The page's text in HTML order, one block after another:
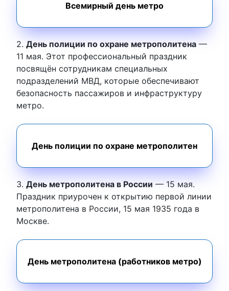
Всемирный день метро
2. День полиции по охране метрополитена —
11 мая. Этот профессиональный праздник
посвящён сотрудникам специальных
подразделений МВД, которые обеспечивают
безопасность пассажиров и инфраструктуру
метро.
День полиции по охране метрополитен
3. День метрополитена в России — 15 мая.
Праздник приурочен к открытию первой линии
метрополитена в России, 15 мая 1935 года в
Москве.
День метрополитена (работников метро)